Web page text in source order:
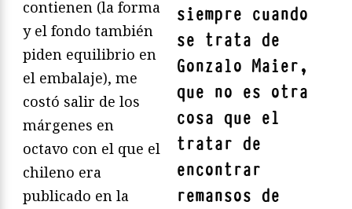
siempre cuando
se trata de
Gonzalo Maier,
que no es otra
cosa que el
tratar de
encontrar
remansos de
contienen (la forma
y el fondo también
piden equilibrio en
el embalaje), me
costó salir de los
márgenes en
octavo con el que el
chileno era
publicado en la